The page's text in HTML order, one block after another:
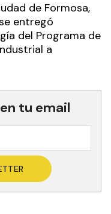
de Formosa,
entregó
del Programa de
a
tu email